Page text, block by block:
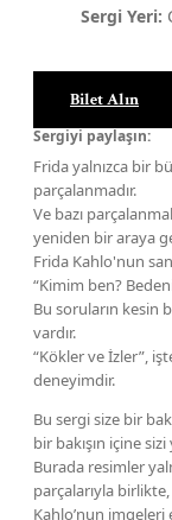
Frida yalnızca bir
parçalanmadır.
Ve bazı
yeniden bir araya
Frida Kahlo'nun
“Kimim ben?
Bu soruların kesin
vardır.
“Kökler ve İzler”,
deneyimdir.
Bu sergi size bir
bir bakışın içine
Burada resimler
parçalarıyla
Kahlo’nun
Sergi Yeri:
Bilet Alın
Sergiyi paylaşın: